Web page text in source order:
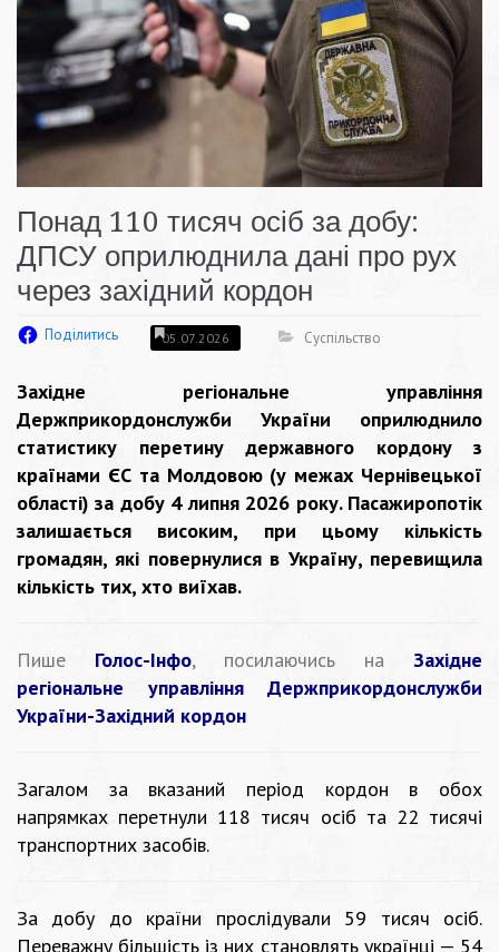
Понад 110 тисяч осіб за добу:
ДПСУ оприлюднила дані про рух
через західний кордон
Поділитись 05.07.2026 Суспільство
Західне регіональне управління
Держприкордонслужби України оприлюднило
статистику перетину державного кордону з
країнами ЄС та Молдовою (у межах Чернівецької
області) за добу 4 липня 2026 року. Пасажиропотік
залишається високим, при цьому кількість
громадян, які повернулися в Україну, перевищила
кількість тих, хто виїхав.
Пише Голос-Інфо, посилаючись на Західне
регіональне управління Держприкордонслужби
України-Західний кордон
Загалом за вказаний період кордон в обох
напрямках перетнули 118 тисяч осіб та 22 тисячі
транспортних засобів.
За добу до країни прослідували 59 тисяч осіб.
Переважну більшість із них становлять українці — 54